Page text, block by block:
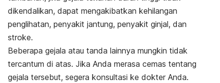
dikendalikan, dapat mengakibatkan kehilangan
penglihatan, penyakit jantung, penyakit ginjal, dan
stroke.
Beberapa gejala atau tanda lainnya mungkin tidak
tercantum di atas. Jika Anda merasa cemas tentang
gejala tersebut, segera konsultasi ke dokter Anda.